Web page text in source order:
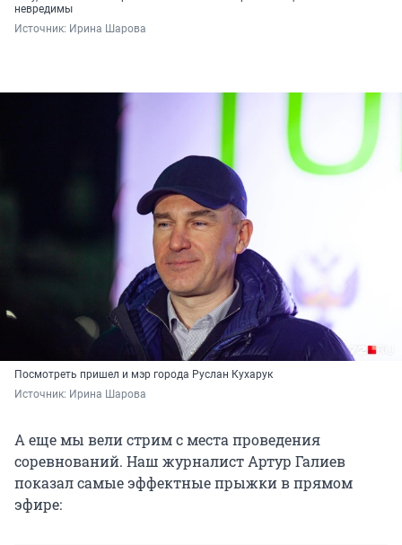
невредимы
Источник: Ирина Шарова
Посмотреть пришел и мэр города Руслан Кухарук
Источник: Ирина Шарова
А еще мы вели стрим с места проведения
соревнований. Наш журналист Артур Галиев
показал самые эффектные прыжки в прямом
эфире: